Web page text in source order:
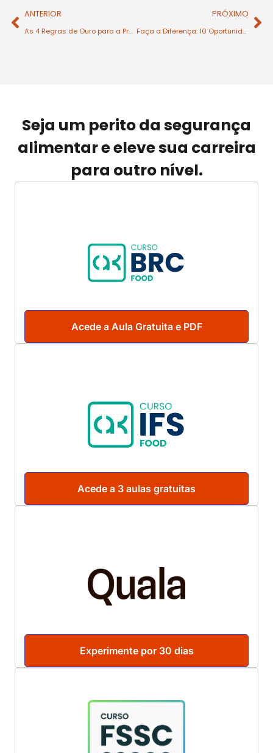
ANTERIOR
As 4 Regras de Ouro para a Produção de Alimentos Livre de Riscos!
PRÓXIMO
Faça a Diferença: 10 Oportunidades de Carreira em Segurança Alimentar!
Seja um perito da segurança
alimentar e eleve sua carreira
para outro nível.
Acede a Aula Gratuita e PDF
Acede a 3 aulas gratuitas
Experimente por 30 dias